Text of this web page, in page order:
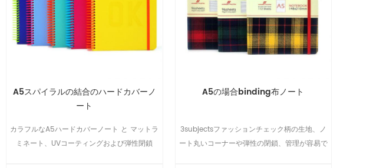
A5スパイラルの結合のハードカバーノ
ート
カラフルなA5ハードカバーノート と マットラ
ミネート、UVコーティングおよび弾性閉鎖
A5の場合binding布ノート
3subjectsファッションチェック柄の生地、ノ
ート丸いコーナーや弾性の閉鎖、管理が容易で